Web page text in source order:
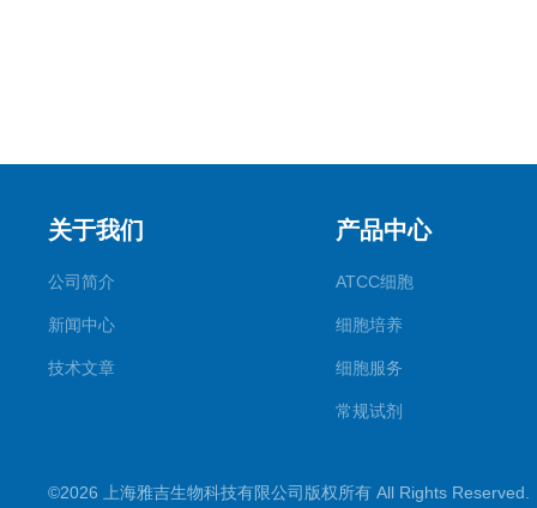
关于我们
公司简介
新闻中心
技术文章
产品中心
ATCC细胞
细胞培养
细胞服务
常规试剂
PCR试剂盒
©2026 上海雅吉生物科技有限公司版权所有 All Rights